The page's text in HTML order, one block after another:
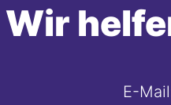
Wir
E-